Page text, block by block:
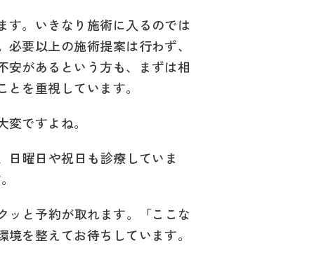
す。いきなり施術に入るのでは
要以上の施術提案は行わず、
安があるという方も、まずは相
を重視しています。
ですよね。
日曜日や祝日も診療していま
ッと予約が取れます。「ここな
を整えてお待ちしています。